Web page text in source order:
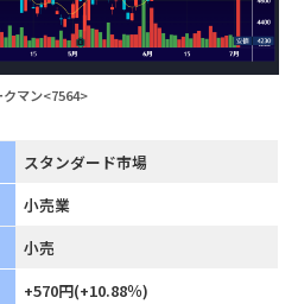
クマン<7564>
スタンダード市場
小売業
小売
+570円(+10.88％)